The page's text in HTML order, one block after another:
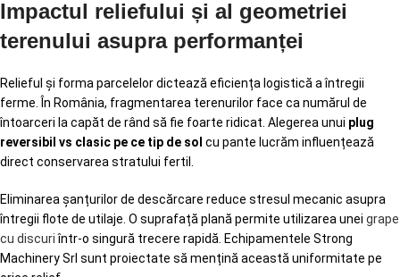
Impactul reliefului și al geometriei
terenului asupra performanței
Relieful și forma parcelelor dictează eficiența logistică a întregii
ferme. În România, fragmentarea terenurilor face ca numărul de
întoarceri la capăt de rând să fie foarte ridicat. Alegerea unui plug
reversibil vs clasic pe ce tip de sol cu pante lucrăm influențează
direct conservarea stratului fertil.
Eliminarea șanțurilor de descărcare reduce stresul mecanic asupra
întregii flote de utilaje. O suprafață plană permite utilizarea unei grape
cu discuriîntr-o singură trecere rapidă. Echipamentele Strong
Machinery Srl sunt proiectate să mențină această uniformitate pe